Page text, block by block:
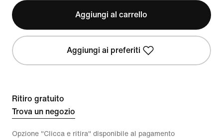
Aggiungi al carrello
Aggiungi ai preferiti
Ritiro gratuito
Trova un negozio
Opzione "Clicca e ritira" disponibile al pagamento